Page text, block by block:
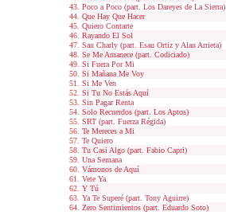
Poco a Poco (part. Los Dareyes de La Sierra)
Que Hay Que Hacer
Quiero Contarte
Rayando El Sol
San Charly (part. Esau Ortiz y Alan Arrieta)
Se Me Amanece (part. Codiciado)
Si Fuera Por Mi
Si Mañana Me Voy
Si Me Ven
Si Tu No Estás Aquí
Sin Pagar Renta
Solo Recuerdos (part. Los Aptos)
SRT (part. Fuerza Régida)
Te Mereces a Mi
Te Quiero
Tu Casi Algo (part. Fabio Capri)
Una Semana
Vámonos de Aquí
Vete Ya
Y Tú
Ya Te Superé (part. Tony Aguirre)
Zero Sentimientos (part. Eduardo Soto)